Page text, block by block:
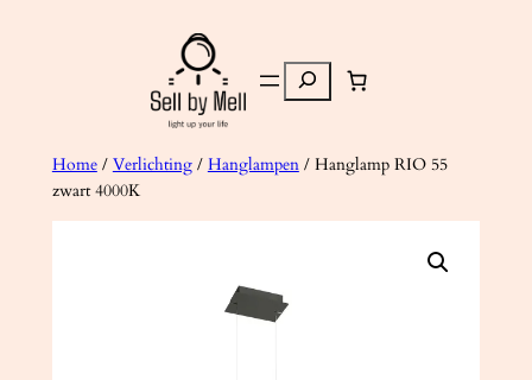
Zoeken
Home/ Verlichting/ Hanglampen/ Hanglamp RIO 55
zwart 4000K